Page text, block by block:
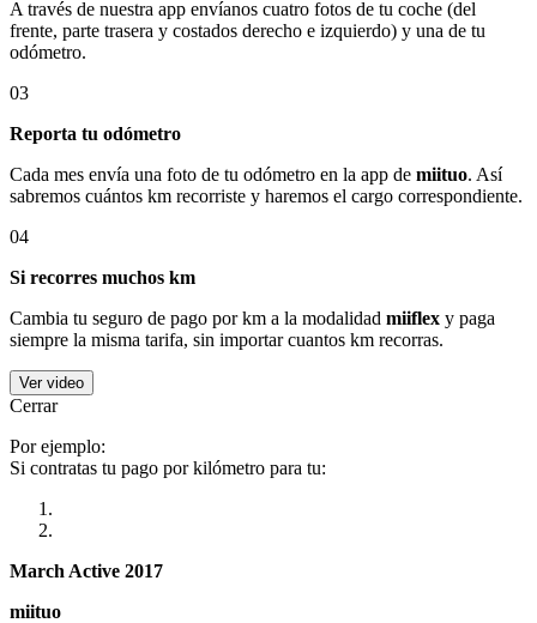
A través de nuestra app envíanos cuatro fotos de tu coche (del
frente, parte trasera y costados derecho e izquierdo) y una de tu
odómetro.
03
Reporta tu odómetro
Cada mes envía una foto de tu odómetro en la app de miituo. Así
sabremos cuántos km recorriste y haremos el cargo correspondiente.
04
Si recorres muchos km
Cambia tu seguro de pago por km a la modalidad miiflex y paga
siempre la misma tarifa, sin importar cuantos km recorras.
Ver video
Cerrar
Por ejemplo:
Si contratas tu pago por kilómetro para tu:
March Active 2017
miituo